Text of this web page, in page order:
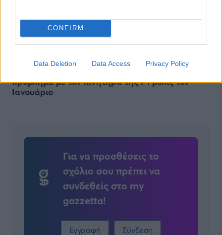
CONFIRM
Data Deletion Data Access Privacy Policy
Η Honda κατάλαβε πόσο μεγάλο ήταν το
πρόβλημα με τον κινητήρα της F1 μόλις τον
Ιανουάριο
Για να προσθέσεις το
σχόλιο σου πρέπει να
συνδεθείς στο my
gazzetta!
Εγγραφή Σύνδεση